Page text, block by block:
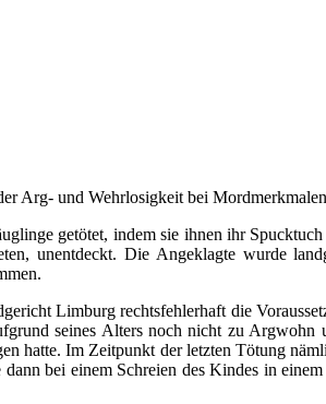
Arg- und Wehrlosigkeit bei
getötet, indem sie ihnen ihr
unentdeckt. Die Angeklagte wurde
Limburg rechtsfehlerhaft die
seines Alters noch nicht zu
hatte. Im Zeitpunkt der letzten Tötung
bei einem Schreien des Kindes in